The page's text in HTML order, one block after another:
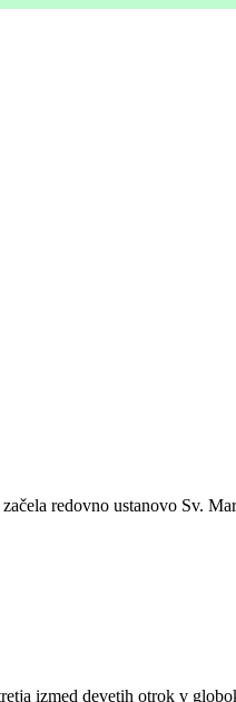
redovno ustanovo Sv.
izmed devetih otrok v